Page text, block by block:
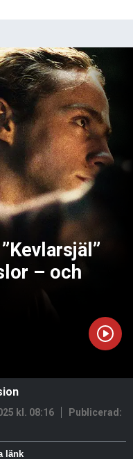
– och
kl. 08:16
Publicerad:
länk